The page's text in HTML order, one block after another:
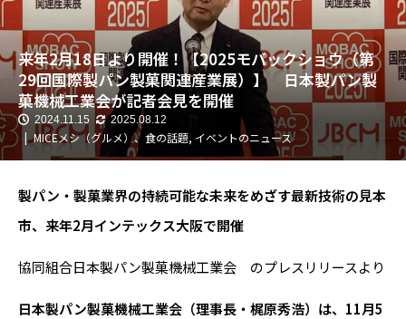
来年2月18日より開催！【2025モバックショウ（第
29回国際製パン製菓関連産業展）】 日本製パン製
菓機械工業会が記者会見を開催
2024.11.15 2025.08.12
MICEメシ（グルメ）、食の話題, イベントのニュース
製パン・製菓業界の持続可能な未来をめざす最新技術の見本
市、来年2月インテックス大阪で開催
協同組合日本製パン製菓機械工業会 のプレスリリースより
日本製パン製菓機械工業会（理事長・梶原秀浩）は、11月5